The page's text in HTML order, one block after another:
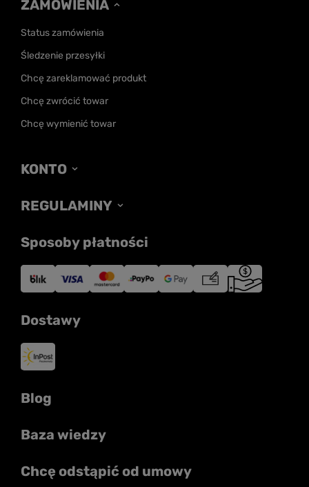
ZAMÓWIENIA
Status zamówienia
Śledzenie przesyłki
Chcę zareklamować produkt
Chcę zwrócić towar
Chcę wymienić towar
KONTO
REGULAMINY
Sposoby płatności
Dostawy
Blog
Baza wiedzy
Chcę odstąpić od umowy